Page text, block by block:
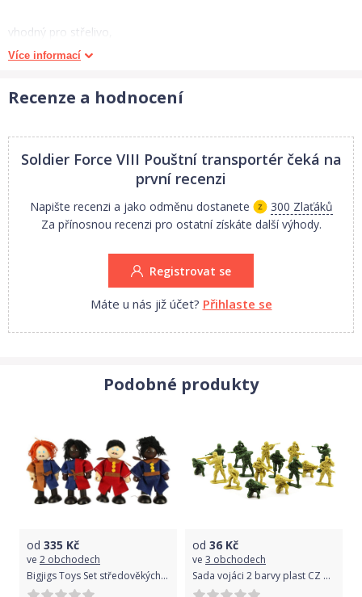
vhodný pro střelivo,
s vojáčkem.
Rozměr: 30 cm x 15 cm.
Více informací
Recenze a hodnocení
Soldier Force VIII Pouštní transportér čeká na
první recenzi
Napište recenzi a jako odměnu dostanete
300 Zlaťáků
Za přínosnou recenzi pro ostatní získáte další výhody.
Registrovat se
Máte u nás již účet? Přihlaste se
Podobné produkty
od 335 Kč
ve 2 obchodech
Bigjigs Toys Set středověkých vojáků 4ks
od 36 Kč
ve 3 obchodech
Sada vojáci 2 barvy plast CZ design